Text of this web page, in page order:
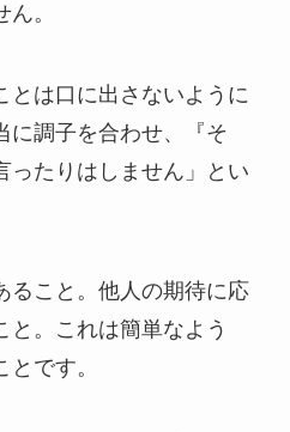
。
とは口に出さないように
に調子を合わせ、『そ
ったりはしません」とい
ること。他人の期待に応
と。これは簡単なよう
です。